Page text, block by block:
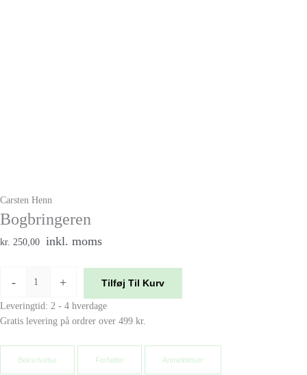
Carsten Henn
Bogbringeren
kr. 250,00 inkl. moms
- + Tilføj Til Kurv
Leveringtid: 2 - 4 hverdage
Gratis levering på ordrer over 499 kr.
Beksrivelse Forfatter Anmeldelser